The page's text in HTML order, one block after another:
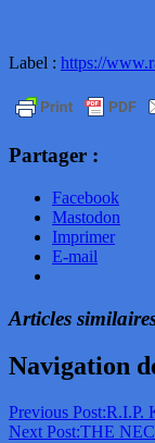
Label : https://
Partager :
Facebook
Mastodon
Imprimer
E-mail
Articles
Navigation
Previous Post:R.I.P.
Next Post:THE